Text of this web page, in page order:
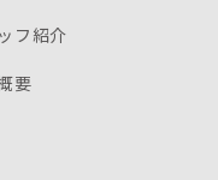
フ紹介
要